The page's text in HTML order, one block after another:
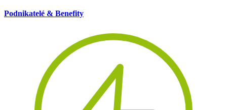
Podnikatelé & Benefity